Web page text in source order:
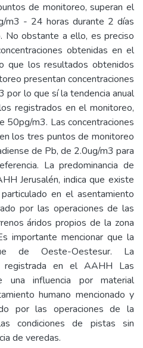
de monitoreo, superan el
m3 - 24 horas durante 2 días
No obstante a ello, es preciso
obtenidas en el
que los resultados obtenidos
presentan concentraciones
por lo que sí la tendencia anual
registrados en el monitoreo,
50pg/m3. Las concentraciones
los tres puntos de monitoreo
de Pb, de 2.0ug/m3 para
La predominancia de
Jerusalén, indica que existe
en el asentamiento
por las operaciones de las
áridos propios de la zona
importante mencionar que la
de Oeste-Oestesur. La
registrada en el AAHH Las
una influencia por material
humano mencionado y
por las operaciones de la
condiciones de pistas sin
de veredas.